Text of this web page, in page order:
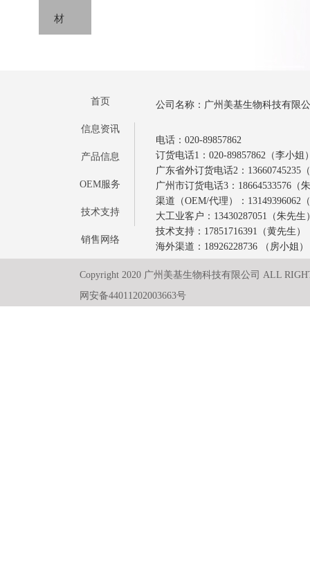
材
首页
信息资讯
产品信息
OEM服务
技术支持
销售网络
公司名称：广州美基生物科技有限
电话：020-89857862
订货电话1：020-89857862（李小姐
广东省外订货电话2：13660745235
广州市订货电话3：18664533576（
渠道（OEM/代理）：13149396062
大工业客户：13430287051（朱先生
技术支持：17851716391（黄先生）
海外渠道：18926228736 （房小姐）
Copyright 2020 广州美基生物科技有限公司 ALL
网安备44011202003663号